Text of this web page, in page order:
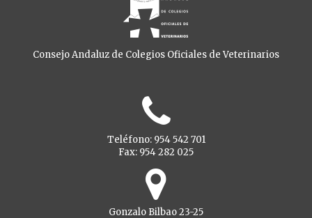
Consejo Andaluz de Colegios Oficiales de Veterinarios
Teléfono: 954 542 701
Fax: 954 282 025
Gonzalo Bilbao 23-25